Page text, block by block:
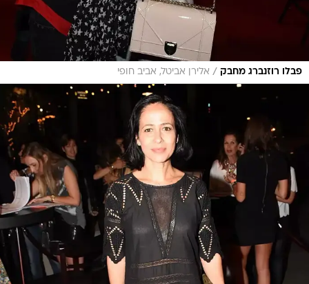
פבלו רוזנברג מחבק / אלירן אביטל, אביב חופי